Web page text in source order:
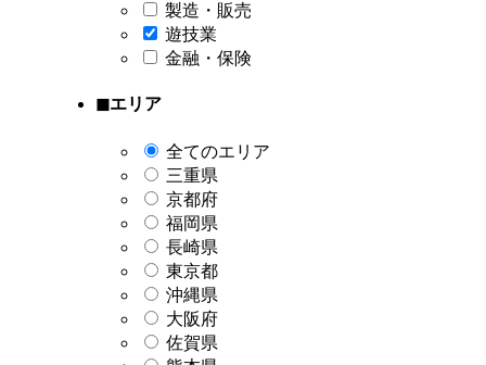
製造・販売
遊技業
金融・保険
◼︎エリア
全てのエリア
三重県
京都府
福岡県
長崎県
東京都
沖縄県
大阪府
佐賀県